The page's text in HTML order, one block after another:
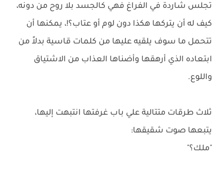
تجلس شاردة في الفراغ فهي كالجسد بلا روح من دونه،
كيف له أن يتركها هكذا دون لوم أو عتاب؟!، يمكنها أن
تتحمل ما سوف يلقيه عليها من كلمات قاسية بدلاً من
ابتعاده الذي أرهقها وأضناها العذاب من الاشتياق
واللوع.
ثلاث طرقات متتالية علي باب غرفتها انتبهت إليها،
يتبعها صوت شقيقها:
"ملك؟"